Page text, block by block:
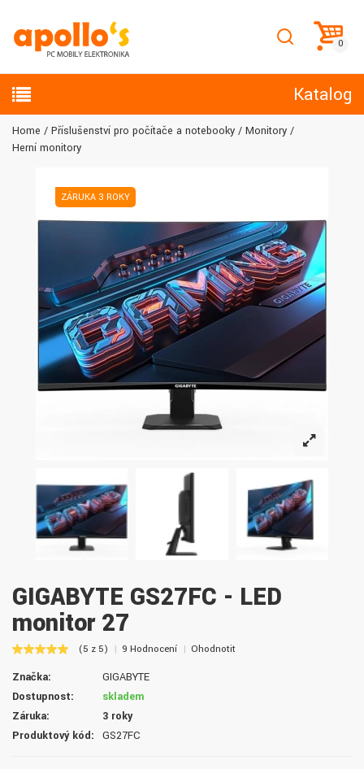
Katalog
Home Příslušenství pro počítače a notebooky
Monitory
Herní monitory
ZÁRUKA 3 ROKY
GIGABYTE GS27FC - LED
monitor 27
(5 z 5) 9 Hodnocení Ohodnotit
Značka:
GIGABYTE
Dostupnost:
skladem
Záruka:
3 roky
Produktový kód:
GS27FC